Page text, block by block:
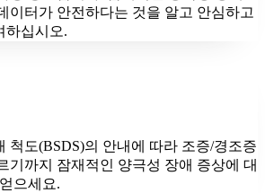
이터가 안전하다는 것을 알고 안심하고
하십시오.
척도(BSDS)의 안내에 따라 조증/경조증
기까지 잠재적인 양극성 장애 증상에 대
으세요.